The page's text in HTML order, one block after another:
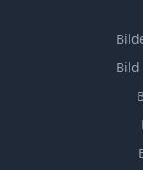
Bild